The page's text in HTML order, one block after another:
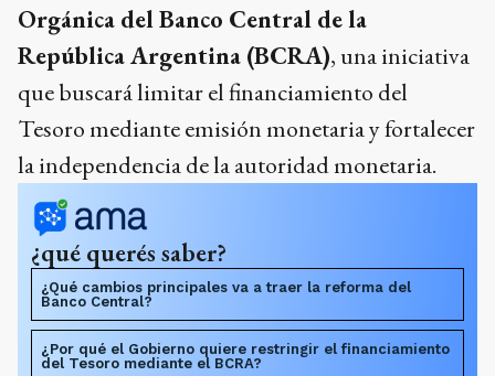
Orgánica del Banco Central de la
República Argentina (BCRA), una iniciativa
que buscará limitar el financiamiento del
Tesoro mediante emisión monetaria y fortalecer
la independencia de la autoridad monetaria.
¿qué querés saber?
¿Qué cambios principales va a traer la reforma del
Banco Central?
¿Por qué el Gobierno quiere restringir el financiamiento
del Tesoro mediante el BCRA?